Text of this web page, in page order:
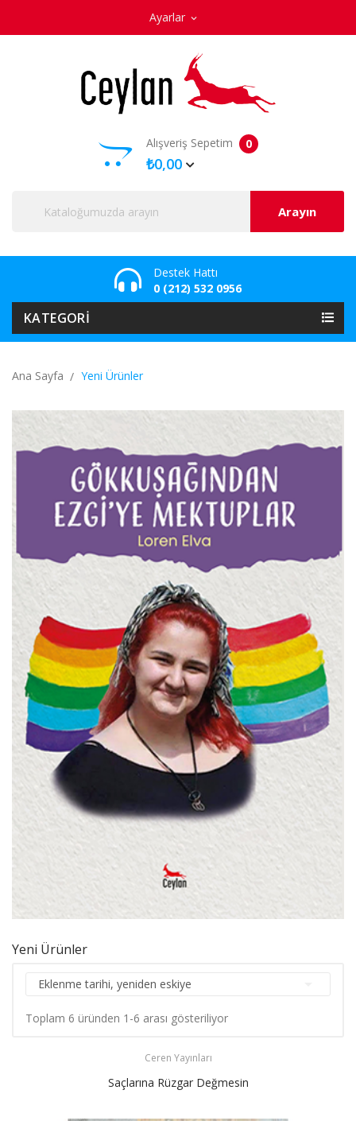
Ayarlar expand_more
Alışveriş Sepetim 0
₺0,00
Arayın
Destek Hattı
0 (212) 532 0956
KATEGORI
Ana Sayfa Yeni Ürünler
Yeni Ürünler
Eklenme tarihi, yeniden eskiye
Toplam 6 üründen 1-6 arası gösteriliyor
Ceren Yayınları
Saçlarına Rüzgar Değmesin